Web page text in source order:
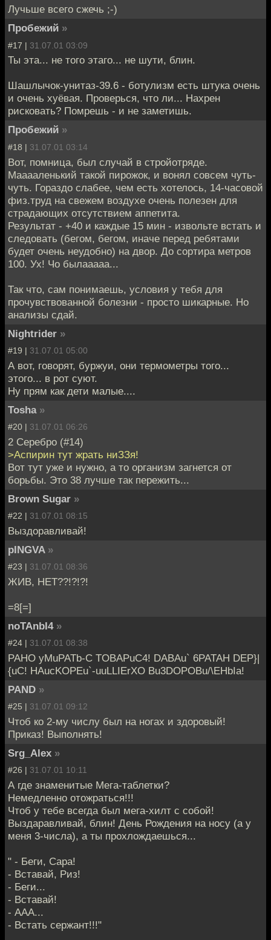
Лучьше всего сжечь ;-)
Пробежий »
#17 | 31.07.01 03:09
Ты эта... не того этаго... не шути, блин.
Шашлычок-унитаз-39.6 - ботулизм есть штука очень
и очень хуёвая. Проверься, что ли... Нахрен
рисковать? Помрешь - и не заметишь.
Пробежий »
#18 | 31.07.01 03:14
Вот, помница, был случай в стройотряде.
Мааааленький такой пирожок, и вонял совсем чуть-
чуть. Гораздо слабее, чем есть хотелось, 14-часовой
физ.труд на свежем воздухе очень полезен для
страдающих отсутствием аппетита.
Результат - +40 и каждые 15 мин - извольте встать и
следовать (бегом, бегом, иначе перед ребятами
будет очень неудобно) на двор. До сортира метров
100. Ух! Чо былааааа...
Так что, сам понимаешь, условия у тебя для
прочувствованной болезни - просто шикарные. Но
анализы сдай.
Nightrider »
#19 | 31.07.01 05:00
А вот, говорят, буржуи, они термометры того...
этого... в рот суют.
Ну прям как дети малые....
Tosha »
#20 | 31.07.01 06:26
2 Серебро (#14)
>Аспирин тут жрать ниЗЗя!
Вот тут уже и нужно, а то организм загнется от
борьбы. Это 38 лучше так пережить...
Brown Sugar »
#22 | 31.07.01 08:15
Выздоравливай!
pINGVA »
#23 | 31.07.01 08:36
ЖИВ, НЕТ??!?!?!
=8[=]
noTAnbI4 »
#24 | 31.07.01 08:38
PAHO yMuPATb-C TOBAPuC4! DABAu` 6PATAH DEP}|
{uC! HAucKOPEu`-uuLLIErXO Bu3DOPOBu/\EHbIa!
PAND »
#25 | 31.07.01 09:12
Чтоб ко 2-му числу был на ногах и здоровый!
Приказ! Выполнять!
Srg_Alex »
#26 | 31.07.01 10:11
А где знаменитые Мега-таблетки?
Немедленно отожраться!!!
Чтоб у тебе всегда был мега-хилт с собой!
Выздаравливай, блин! День Рождения на носу (а у
меня 3-числа), а ты прохлождаешься...
" - Беги, Сара!
- Вставай, Риз!
- Беги...
- Вставай!
- ААА...
- Встать сержант!!!"